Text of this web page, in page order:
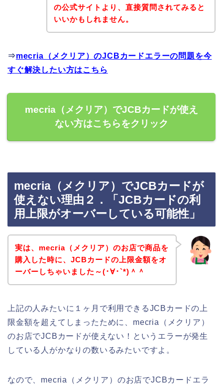
の公式サイトより、直接質問されてみると
いいかもしれません。
⇒mecria（メクリア）のJCBカードエラーの問題を今
すぐ解決したい方はこちら
mecria（メクリア）でJCBカードが使え
ない方はこちらをクリック
mecria（メクリア）でJCBカードが
使えない理由２．「JCBカードの利
用上限がオーバーしている可能性」
実は、mecria（メクリア）のお店で商品を
購入した時に、JCBカードの上限金額をオ
ーバーしちゃいました～(･∀･`*)＾＾
上記の人みたいに１ヶ月で利用できるJCBカードの上
限金額を超えてしまったために、mecria（メクリア）
のお店でJCBカードが使えない！というエラーが発生
している人がかなりの数いるみたいですよ。
なので、mecria（メクリア）のお店でJCBカードエラ